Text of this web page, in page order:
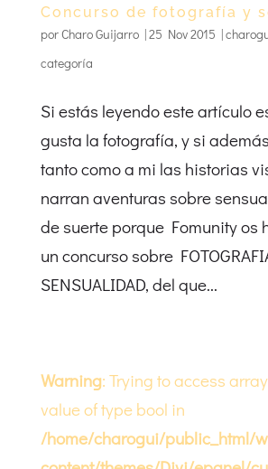
Concurso de fotografía y
porCharo Guijarro|25 Nov 2015 |
categoría
Si estás leyendo este artículo
gusta la fotografía, y si
tanto como a mi las historias
narran aventuras sobre
de suerte porque Fomunity os
un concurso sobre
SENSUALIDAD, del que...
Warning: Trying to access
value of type bool in
/home/charogui/public_html/